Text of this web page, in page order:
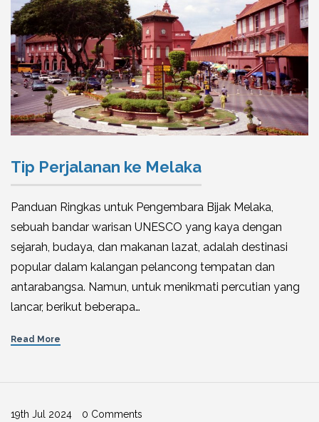
Tip Perjalanan ke Melaka
Panduan Ringkas untuk Pengembara Bijak Melaka,
sebuah bandar warisan UNESCO yang kaya dengan
sejarah, budaya, dan makanan lazat, adalah destinasi
popular dalam kalangan pelancong tempatan dan
antarabangsa. Namun, untuk menikmati percutian yang
lancar, berikut beberapa…
Read More
19th Jul 2024 0 Comments